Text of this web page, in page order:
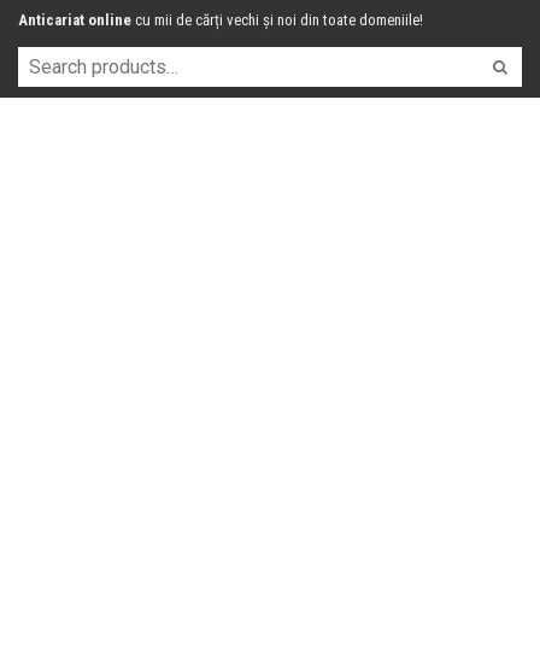
Anticariat online cu mii de cărți vechi și noi din toate domeniile!